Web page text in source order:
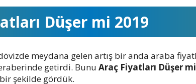
Düşer mi 2019
meydana gelen artış bir anda araba
getirdi. Bunu Araç Fiyatları Düşer
şekilde gördük.